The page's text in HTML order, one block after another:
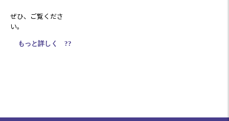
ぜひ、ご覧くださ
い。
もっと詳しく ??